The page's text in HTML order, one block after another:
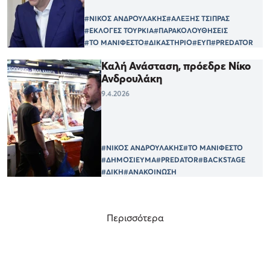
#ΝΙΚΟΣ ΑΝΔΡΟΥΛΑΚΗΣ#ΑΛΕΞΗΣ ΤΣΙΠΡΑΣ
#ΕΚΛΟΓΕΣ ΤΟΥΡΚΙΑ#ΠΑΡΑΚΟΛΟΥΘΗΣΕΙΣ
#ΤΟ ΜΑΝΙΦΕΣΤΟ#ΔΙΚΑΣΤΗΡΙΟ#ΕΥΠ#PREDATOR
Καλή Ανάσταση, πρόεδρε Νίκο
Ανδρουλάκη
9.4.2026
#ΝΙΚΟΣ ΑΝΔΡΟΥΛΑΚΗΣ#ΤΟ ΜΑΝΙΦΕΣΤΟ
#ΔΗΜΟΣΙΕΥΜΑ#PREDATOR#BACKSTAGE
#ΔΙΚΗ#ΑΝΑΚΟΙΝΩΣΗ
Περισσότερα